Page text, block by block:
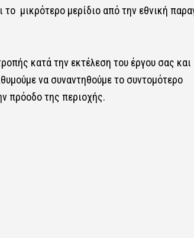
το μικρότερο μερίδιο από την εθνική
κατά την εκτέλεση του έργου σας και
να συναντηθούμε το συντομότερο
πρόοδο της περιοχής.